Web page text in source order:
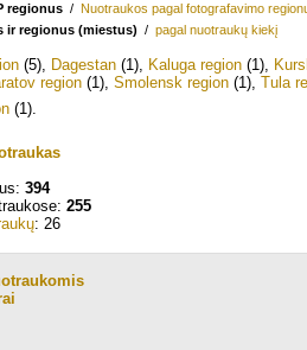
regionus / Nuotraukos pagal fotografavimo
ir regionus (miestus) / pagal nuotraukų kiekį
(5), Dagestan (1), Kaluga region (1),
region (1), Smolensk region (1), Tula
(1).
394
255
: 26